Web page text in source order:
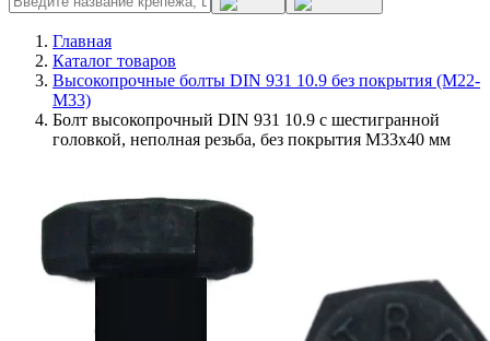
Главная
Каталог товаров
Высокопрочные болты DIN 931 10.9 без покрытия (M22-
M33)
Болт высокопрочный DIN 931 10.9 с шестигранной
головкой, неполная резьба, без покрытия M33x40 мм